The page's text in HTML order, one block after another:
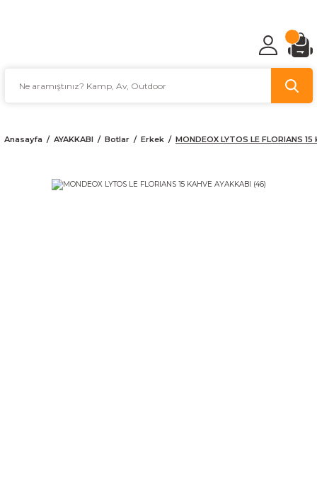
Anasayfa AYAKKABI Botlar Erkek MONDEOX LYTOS LE FLORIANS